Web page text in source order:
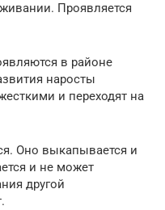
Проявляется
в районе
наросты
и переходят на
Оно выкапывается и
и не может
другой